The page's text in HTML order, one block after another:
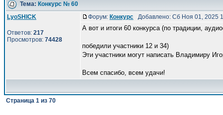
Тема: Конкурс № 60
LyoSHICK
Ответов: 217
Просмотров: 74428
Форум: Конкурс Добавлено: Сб Ноя 01, 2025
А вот и итоги 60 конкурса (по традиции,
победили участники 12 и 34)
Эти участники могут написать Владимиру
Всем спасибо, всем удачи!
Страница 1 из 70